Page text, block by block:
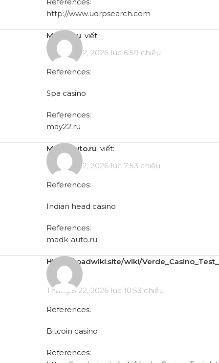
http://www.udrpsearch.com
may22.ru viết:
Tháng 5 22, 2026 lúc 6:59 chiều
References:
Spa casino
References:
may22.ru
madk-auto.ru viết:
Tháng 5 22, 2026 lúc 7:53 chiều
References:
Indian head casino
References:
madk-auto.ru
https://roadwiki.site/wiki/
viết:
Tháng 5 22, 2026 lúc 10:53 chiều
References:
Bitcoin casino
References: